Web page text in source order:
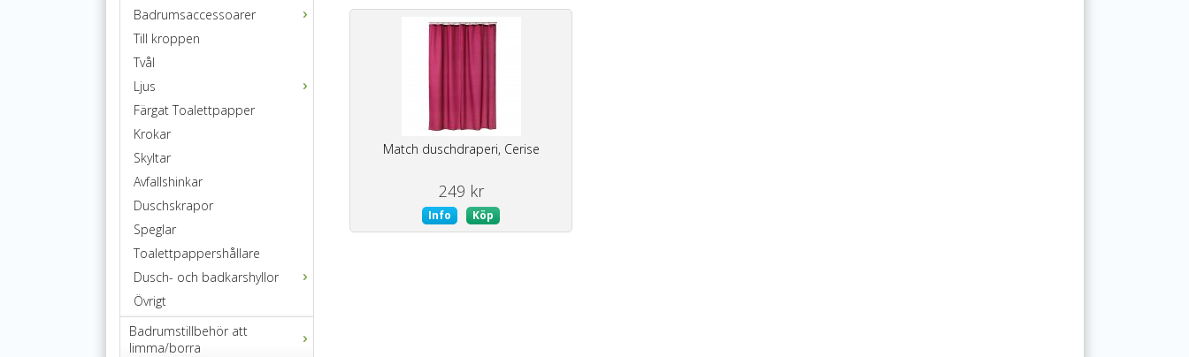
Badrumsaccessoarer
Till kroppen
Tvål
Ljus
Färgat Toalettpapper
Krokar
Skyltar
Avfallshinkar
Duschskrapor
Speglar
Toalettpappershållare
Dusch- och badkarshyllor
Övrigt
Badrumstillbehör att
limma/borra
Match duschdraperi, Cerise
249 kr
Info Köp